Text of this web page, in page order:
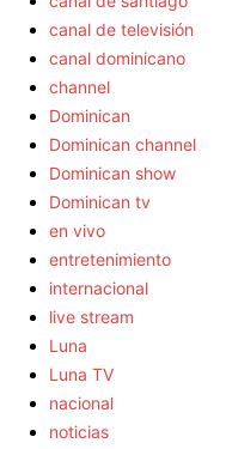
canal de televisión
canal dominicano
channel
Dominican
Dominican channel
Dominican show
Dominican tv
en vivo
entretenimiento
internacional
live stream
Luna
Luna TV
nacional
noticias